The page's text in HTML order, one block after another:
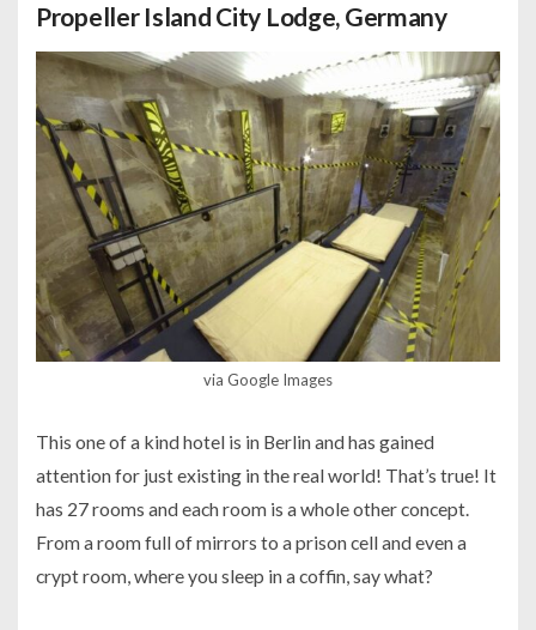
Propeller Island City Lodge, Germany
via Google Images
This one of a kind hotel is in Berlin and has gained
attention for just existing in the real world! That’s true! It
has 27 rooms and each room is a whole other concept.
From a room full of mirrors to a prison cell and even a
crypt room, where you sleep in a coffin, say what?